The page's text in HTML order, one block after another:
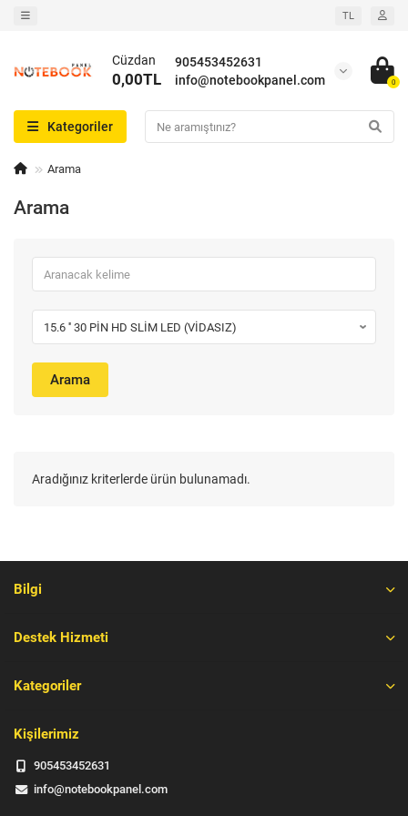
TL
905453452631
info@notebookpanel.com
Cüzdan
0,00TL 0
Kategoriler
Arama
Arama
Arama
Aradığınız kriterlerde ürün bulunamadı.
Bilgi
Destek Hizmeti
Kategoriler
Kişilerimiz
905453452631
info@notebookpanel.com